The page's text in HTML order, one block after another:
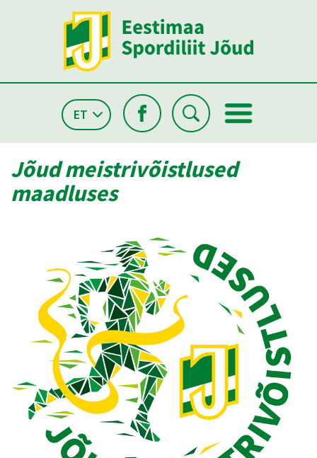
ET
Jõud meistrivõistlused
maadluses